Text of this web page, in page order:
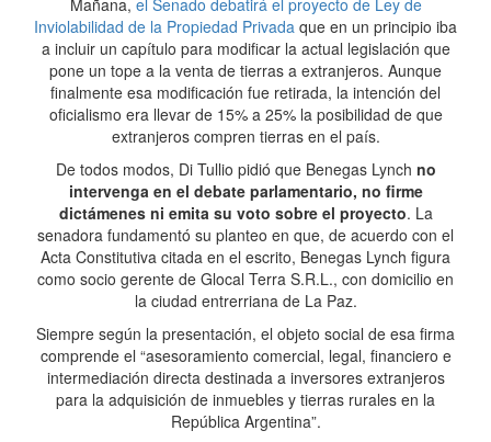
Mañana, el Senado debatirá el proyecto de Ley de
Inviolabilidad de la Propiedad Privada que en un principio iba
a incluir un capítulo para modificar la actual legislación que
pone un tope a la venta de tierras a extranjeros. Aunque
finalmente esa modificación fue retirada, la intención del
oficialismo era llevar de 15% a 25% la posibilidad de que
extranjeros compren tierras en el país.
De todos modos, Di Tullio pidió que Benegas Lynch no
intervenga en el debate parlamentario, no firme
dictámenes ni emita su voto sobre el proyecto. La
senadora fundamentó su planteo en que, de acuerdo con el
Acta Constitutiva citada en el escrito, Benegas Lynch figura
como socio gerente de Glocal Terra S.R.L., con domicilio en
la ciudad entrerriana de La Paz.
Siempre según la presentación, el objeto social de esa firma
comprende el “asesoramiento comercial, legal, financiero e
intermediación directa destinada a inversores extranjeros
para la adquisición de inmuebles y tierras rurales en la
República Argentina”.